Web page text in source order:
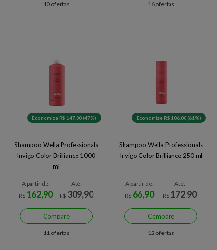
10 ofertas 16 ofertas
Economize R$ 147,00 (47%)
Shampoo Wella Professionals
Invigo Color Brilliance 1000
ml
A partir de:
R$ 162,90
Até:
R$ 309,90
Compare
11 ofertas
Economize R$ 106,00 (61%)
Shampoo Wella Professionals
Invigo Color Brilliance 250 ml
A partir de:
R$ 66,90
Até:
R$ 172,90
Compare
12 ofertas